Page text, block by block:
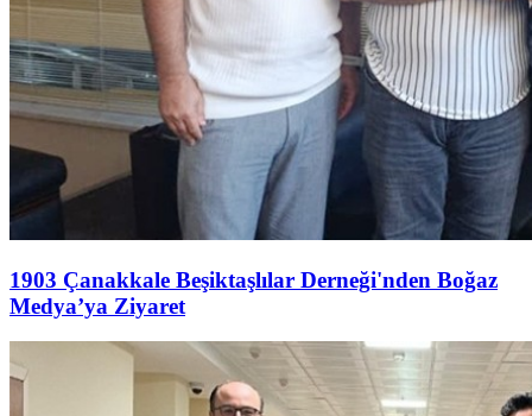
1903 Çanakkale Beşiktaşlılar Derneği'nden Boğaz
Medya’ya Ziyaret